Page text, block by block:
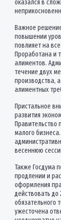
оказался в
Важное
повышении
повлияет на
Проработана и
алиментов.
течение двух
производства,
алиментных
Пристальное
развития
Правительство
малого
весеннюю
Также Госдума
продлении и
оформления
действовать до
обязательного
ужесточена